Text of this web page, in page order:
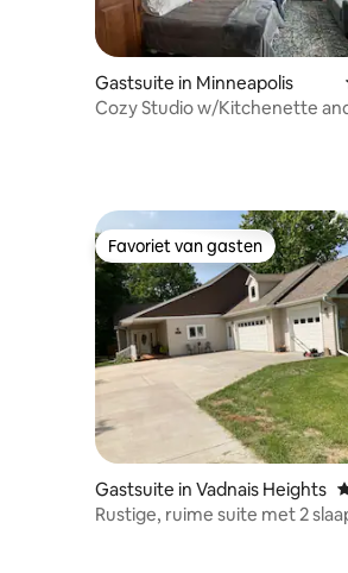
Gastsuite in Minneapolis
Cozy Studio w/Kitchenette
Favoriet van gasten
Favoriet van gasten
Gastsuite in Vadnais Heights
Rustige, ruime suite met 2